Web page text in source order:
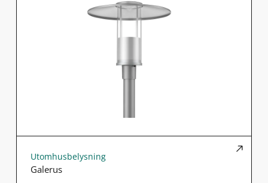
Utomhusbelysning
Galerus